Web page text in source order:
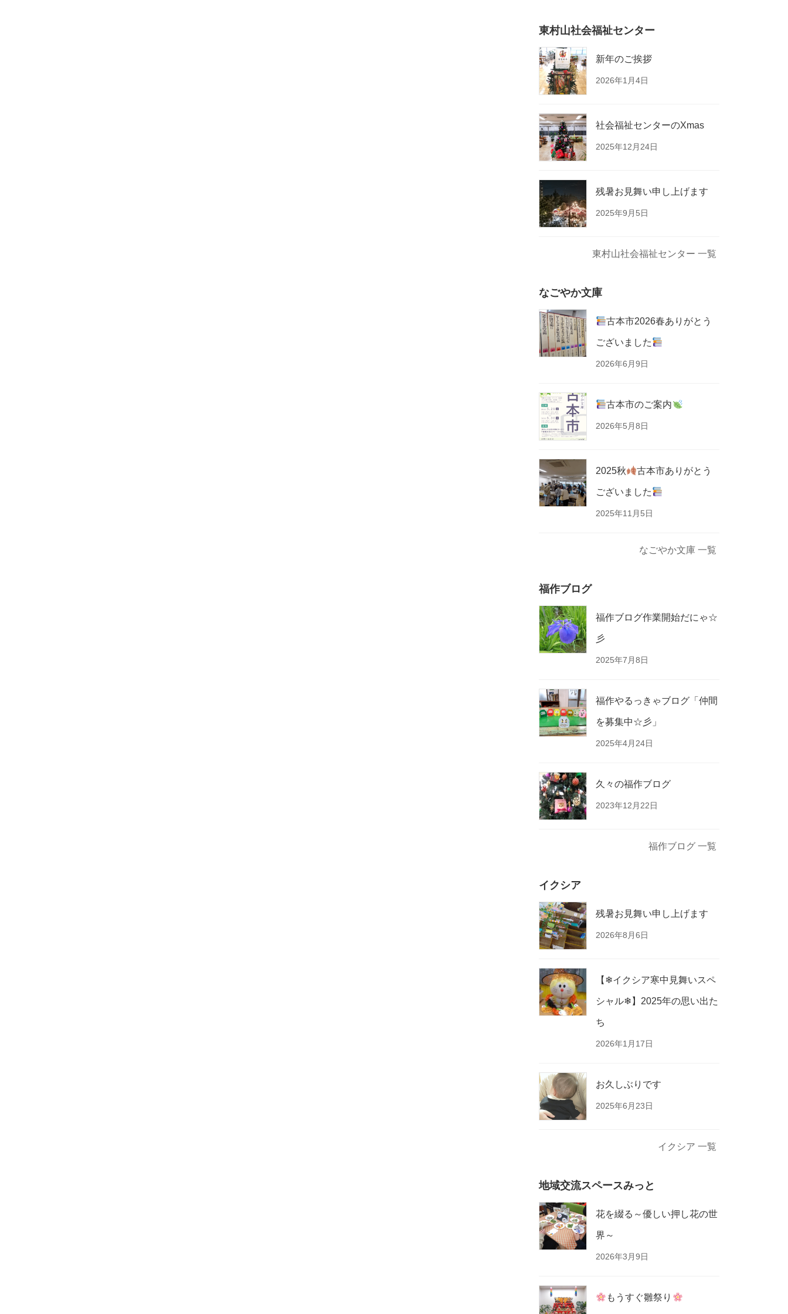
東村山社会福祉センター
新年のご挨拶
2026年1月4日
社会福祉センターのXmas
2025年12月24日
残暑お見舞い申し上げます
2025年9月5日
東村山社会福祉センター 一覧
なごやか文庫
古本市2026春ありがとう
ございました
2026年6月9日
古本市のご案内
2026年5月8日
2025秋 古本市ありがとう
ございました
2025年11月5日
なごやか文庫 一覧
福作ブログ
福作ブログ作業開始だにゃ☆
彡
2025年7月8日
福作やるっきゃブログ「仲間
を募集中☆彡」
2025年4月24日
久々の福作ブログ
2023年12月22日
福作ブログ 一覧
イクシア
残暑お見舞い申し上げます
2026年8月6日
【❄イクシア寒中見舞いスペ
シャル❄】2025年の思い出た
ち
2026年1月17日
お久しぶりです
2025年6月23日
イクシア 一覧
地域交流スペースみっと
花を綴る～優しい押し花の世
界～
2026年3月9日
もうすぐ雛祭り